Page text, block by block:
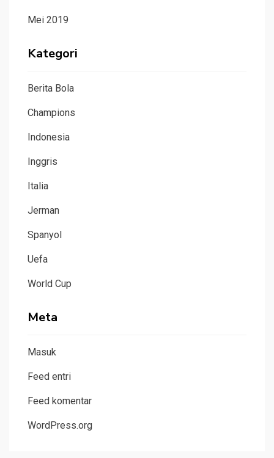
Mei 2019
Kategori
Berita Bola
Champions
Indonesia
Inggris
Italia
Jerman
Spanyol
Uefa
World Cup
Meta
Masuk
Feed entri
Feed komentar
WordPress.org